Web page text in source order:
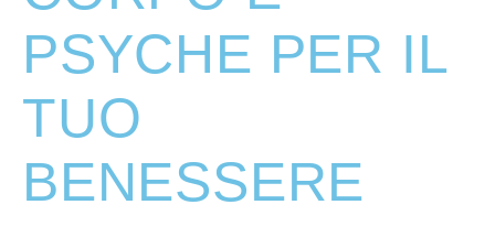
PSYCHE PER IL
TUO
BENESSERE